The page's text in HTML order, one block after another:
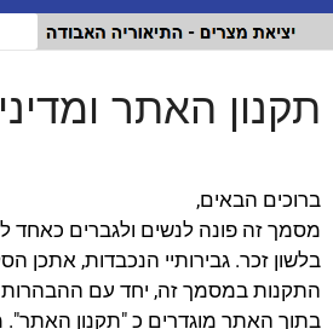
תקנון האתר
ברוכים הבאים,
מסמך זה פונה לנשים ולגברים כאחד
בלשון זכר. גבירותיי הנכבדות, אתכן
התקנות במסמך זה, יחד עם ההבהרות
בתוך האתר מוגדרים כ "תקנון